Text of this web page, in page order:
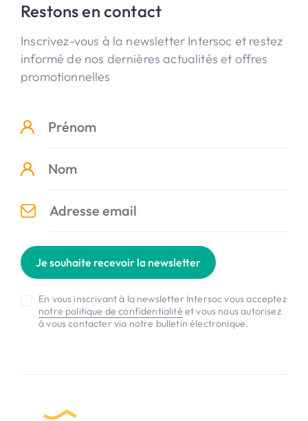
Restons en contact
Inscrivez-vous à la newsletter Intersoc et restez
informé de nos dernières actualités et offres
promotionnelles
Je souhaite recevoir la newsletter
En vous inscrivant à la newsletter Intersoc vous acceptez
notre politique de confidentialité et vous nous autorisez
à vous contacter via notre bulletin électronique.